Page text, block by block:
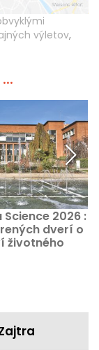
výletov,
Science 2026 :
dverí o
životného